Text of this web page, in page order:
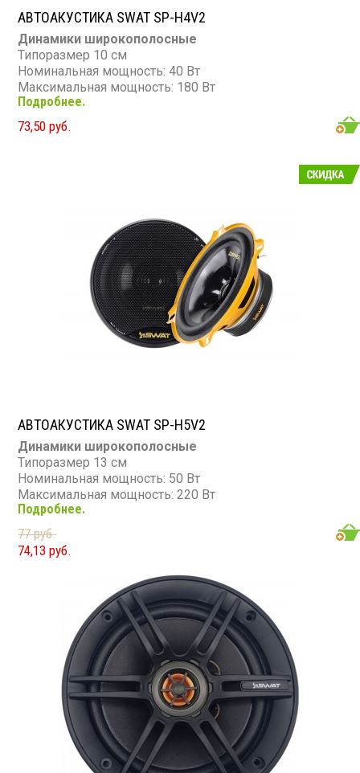
АВТОАКУСТИКА SWAT SP-H4V2
Динамики широкополосные
Типоразмер 10 см
Номинальная мощность: 40 Вт
Максимальная мощность: 180 Вт
Диапазон частот: 110 - 16 000 Гц
Чувствительность: 91 дБ
Сопротивление: 4 Ом
Подробнее.
73,50 руб.
АВТОАКУСТИКА SWAT SP-H5V2
Динамики широкополосные
Типоразмер 13 см
Номинальная мощность: 50 Вт
Максимальная мощность: 220 Вт
Диапазон частот: 100 - 16 000 Гц
Чувствительность: 91 дБ
Сопротивление: 4 Ом
Подробнее.
77 руб.
74,13 руб.